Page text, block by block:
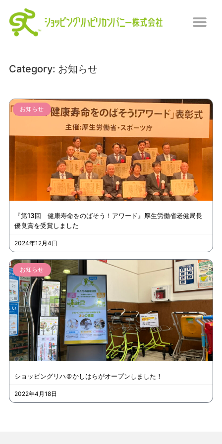
Category: お知らせ
お知らせ
『第13回 健康寿命をのばそう！アワード』厚生労働省老健局長
優良賞を受賞しました
2024年12月4日
お知らせ
ショッピングリハ＠かしはらがオープンしました！
2022年4月18日